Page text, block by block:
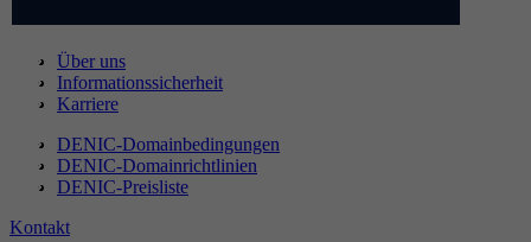
Über uns
Informationssicherheit
Karriere
DENIC-Domainbedingungen
DENIC-Domainrichtlinien
DENIC-Preisliste
Kontakt